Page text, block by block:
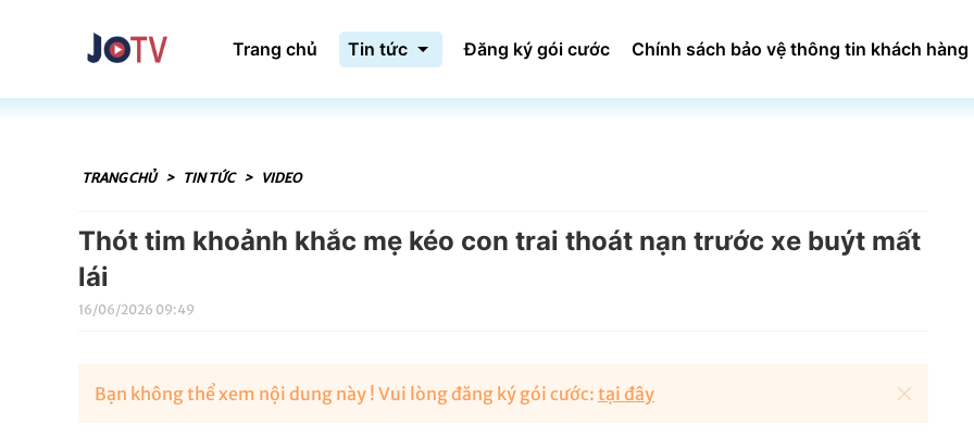
Trang chủ Tin tức Đăng ký gói cước Chính sách bảo vệ thông tin khách hàng
TRANG CHỦ > TIN TỨC > VIDEO
Thót tim khoảnh khắc mẹ kéo con trai thoát nạn trước xe buýt mất
lái
16/06/2026 09:49
Bạn không thể xem nội dung này ! Vui lòng đăng ký gói cước: tại đây